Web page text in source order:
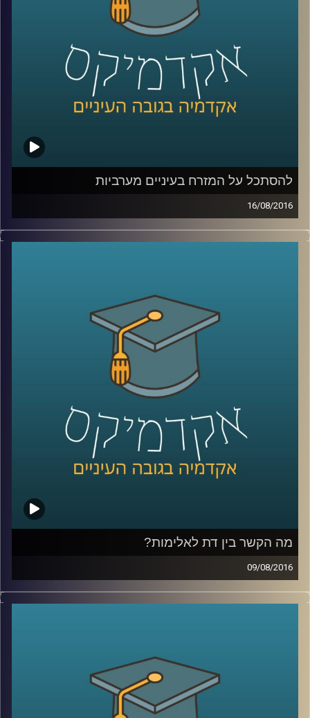
קרדיט תמונות: AudioVersity
להסתכל על המזרח בעיניים מערביות
16/08/2016
השעה הבינתחומית נודדת אל נופים היסטוריים.
במדיום הצילום. על תיעוד האוריינט בעיניים
מערביות, עבריות, ערביות-פלסטיניות-מקומיות
וההשפעות הרבות שיש לתמונת המצב
המורכבת הזו ולאופן בה היא מתעודת. הרבה
שאלות של ביצה ותרנגולת, תרבות ואמנות,
קולוניאליזם ואותנטיות.
קרדיט תמונות:AudioVersity
מה הקשר בין דת לאלימות?
09/08/2016
דוקטור סיון הירש הפלר חוקרת את הקשר שבין
לפעילות אלימה? ההשפעה של פעילות אלימה
לא חלה רק על האינדיבידואל – החשיפה
לאלימות מתמשכת במסגרת סכסוכים משפיעה